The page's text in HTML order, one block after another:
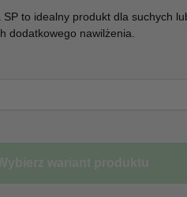
to idealny produkt dla suchych
dodatkowego nawilżenia.
wariant produktu